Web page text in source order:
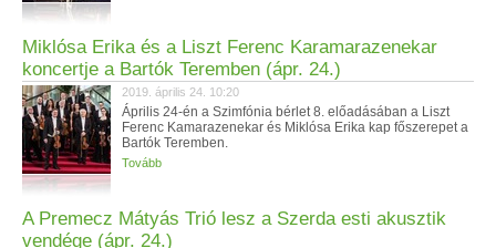
Miklósa Erika és a Liszt Ferenc Karamarazenekar
koncertje a Bartók Teremben (ápr. 24.)
2019. április 24. 10:20
Április 24-én a Szimfónia bérlet 8. előadásában a Liszt
Ferenc Kamarazenekar és Miklósa Erika kap főszerepet a
Bartók Teremben.
Tovább
A Premecz Mátyás Trió lesz a Szerda esti akusztik
vendége (ápr. 24.)